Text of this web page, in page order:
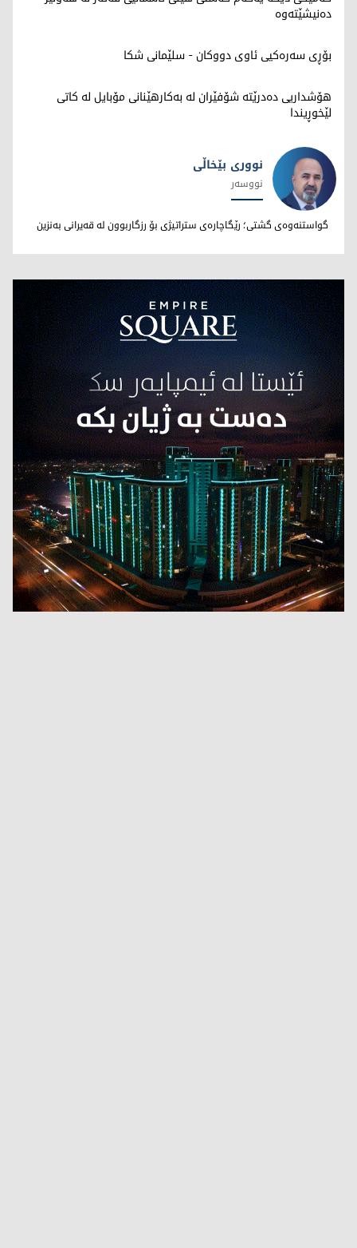
دەنیشێتەوە
بۆڕی سەرەکیی ئاوی دووکان - سلێمانی شکا
هۆشداریی دەدرێتە شۆفێران لە بەکارهێنانی مۆبایل لە کاتی
لێخوڕیندا
نووری بێخاڵی
نووری بێخاڵی
نووسەر
گواستنەوەی گشتی؛ رێگاچارەی ستراتیژی بۆ رزگاربوون لە قەیرانی بەنزین